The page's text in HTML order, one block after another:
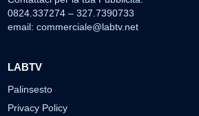
0824.337274 – 327.7390733
email: commerciale@labtv.net
LABTV
Palinsesto
Privacy Policy